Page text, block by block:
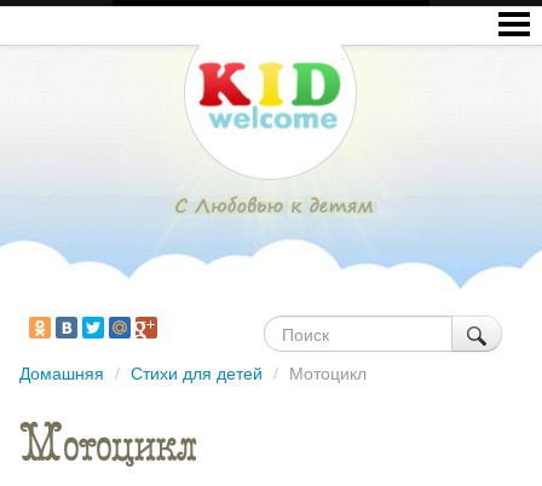
Домашняя / Стихи для детей / Мотоцикл
Мотоцикл